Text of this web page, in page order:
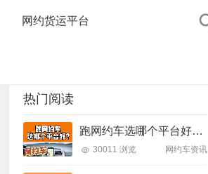
网约货运平台
热门阅读
跑网约车选哪个平台好？带大家了解下
30011 浏览 网约车资讯